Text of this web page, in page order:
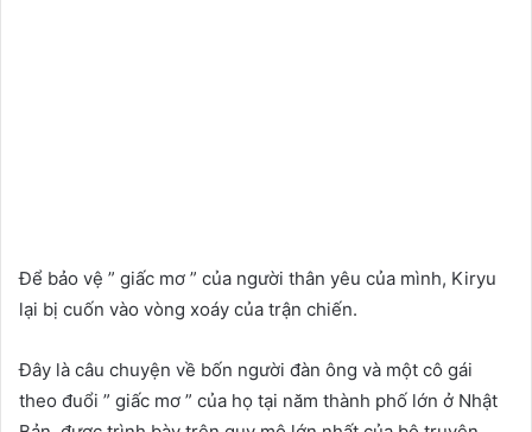
Để bảo vệ ” giấc mơ ” của người thân yêu của mình, Kiryu
lại bị cuốn vào vòng xoáy của trận chiến.
Đây là câu chuyện về bốn người đàn ông và một cô gái
theo đuổi ” giấc mơ ” của họ tại năm thành phố lớn ở Nhật